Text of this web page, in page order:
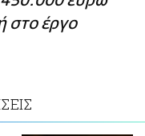
στο έργο